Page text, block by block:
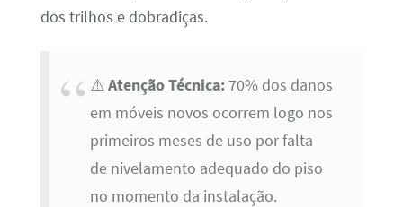
dos trilhos e dobradiças.
⚠️Atenção Técnica:70% dos danos
em móveis novos ocorrem logo nos
primeiros meses de uso por falta
de nivelamento adequado do piso
no momento da instalação.